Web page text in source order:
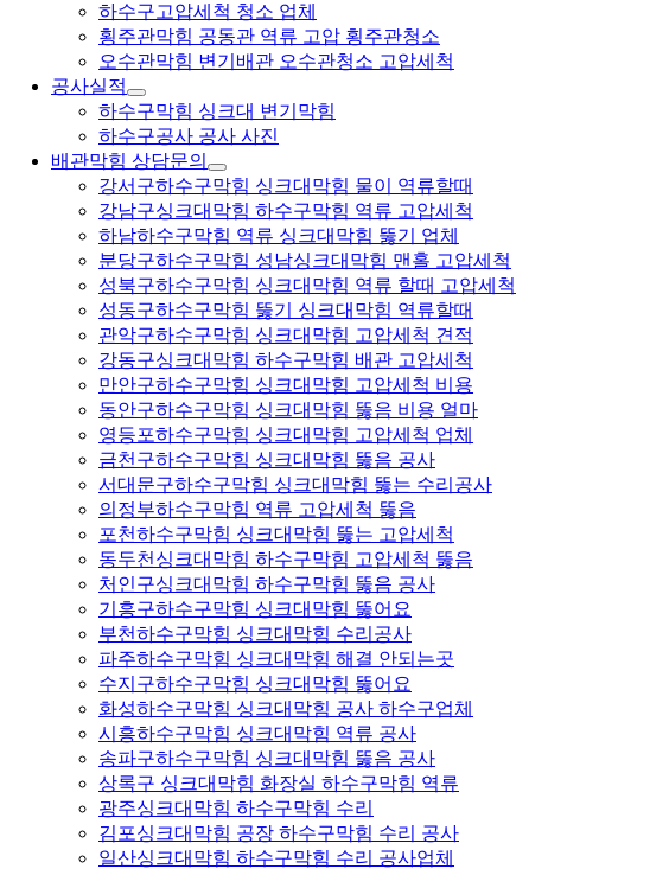
하수구고압세척 청소 업체
횡주관막힘 공동관 역류 고압 횡주관청소
오수관막힘 변기배관 오수관청소 고압세척
공사실적
하수구막힘 싱크대 변기막힘
하수구공사 공사 사진
배관막힘 상담문의
강서구하수구막힘 싱크대막힘 물이 역류할때
강남구싱크대막힘 하수구막힘 역류 고압세척
하남하수구막힘 역류 싱크대막힘 뚫기 업체
분당구하수구막힘 성남싱크대막힘 맨홀 고압세척
성북구하수구막힘 싱크대막힘 역류 할때 고압세척
성동구하수구막힘 뚫기 싱크대막힘 역류할때
관악구하수구막힘 싱크대막힘 고압세척 견적
강동구싱크대막힘 하수구막힘 배관 고압세척
만안구하수구막힘 싱크대막힘 고압세척 비용
동안구하수구막힘 싱크대막힘 뚫음 비용 얼마
영등포하수구막힘 싱크대막힘 고압세척 업체
금천구하수구막힘 싱크대막힘 뚫음 공사
서대문구하수구막힘 싱크대막힘 뚫는 수리공사
의정부하수구막힘 역류 고압세척 뚫음
포천하수구막힘 싱크대막힘 뚫는 고압세척
동두천싱크대막힘 하수구막힘 고압세척 뚫음
처인구싱크대막힘 하수구막힘 뚫음 공사
기흥구하수구막힘 싱크대막힘 뚫어요
부천하수구막힘 싱크대막힘 수리공사
파주하수구막힘 싱크대막힘 해결 안되는곳
수지구하수구막힘 싱크대막힘 뚫어요
화성하수구막힘 싱크대막힘 공사 하수구업체
시흥하수구막힘 싱크대막힘 역류 공사
송파구하수구막힘 싱크대막힘 뚫음 공사
상록구 싱크대막힘 화장실 하수구막힘 역류
광주싱크대막힘 하수구막힘 수리
김포싱크대막힘 공장 하수구막힘 수리 공사
일산싱크대막힘 하수구막힘 수리 공사업체